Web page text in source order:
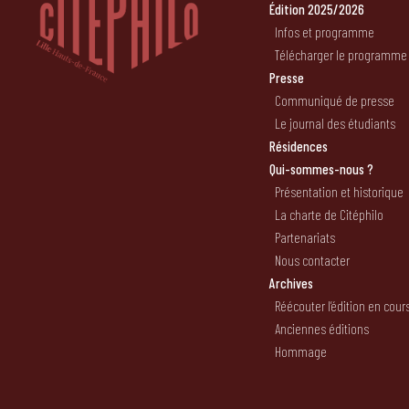
Édition 2025/2026
Infos et programme
Télécharger le programme
Presse
Communiqué de presse
Le journal des étudiants
Résidences
Qui-sommes-nous ?
Présentation et historique
La charte de Citéphilo
Partenariats
Nous contacter
Archives
Réécouter l’édition en
Anciennes éditions
Hommage